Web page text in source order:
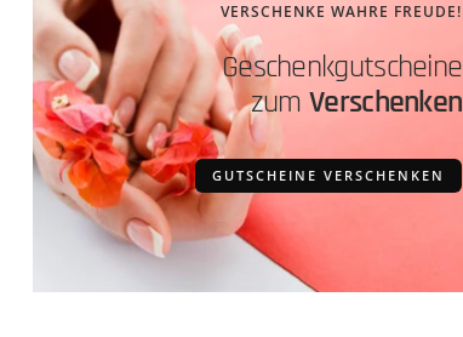
VERSCHENKE WAHRE FREUDE!
Geschenkgutscheine
zumVerschenken
GUTSCHEINE VERSCHENKEN